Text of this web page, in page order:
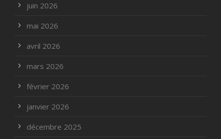
juin 2026
mai 2026
avril 2026
mars 2026
février 2026
janvier 2026
décembre 2025